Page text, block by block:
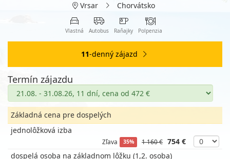
Vrsar Chorvátsko
Vlastná Autobus Raňajky Polpenzia
11-denný zájazd
Termín zájazdu
Základná cena pre dospelých
jednolôžková izba
Zľava 35% 1 160 € 754 €
dospelá osoba na základnom lôžku (1,2. osoba)